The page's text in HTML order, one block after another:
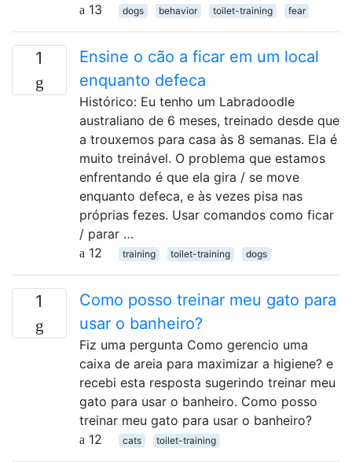
13 dogs behavior toilet-training fear
1
Ensine o cão a ficar em um local
enquanto defeca
Histórico: Eu tenho um Labradoodle
australiano de 6 meses, treinado desde que
a trouxemos para casa às 8 semanas. Ela é
muito treinável. O problema que estamos
enfrentando é que ela gira / se move
enquanto defeca, e às vezes pisa nas
próprias fezes. Usar comandos como ficar
/ parar …
12
training toilet-training dogs
1
Como posso treinar meu gato para
usar o banheiro?
Fiz uma pergunta Como gerencio uma
caixa de areia para maximizar a higiene? e
recebi esta resposta sugerindo treinar meu
gato para usar o banheiro. Como posso
treinar meu gato para usar o banheiro?
12
cats toilet-training